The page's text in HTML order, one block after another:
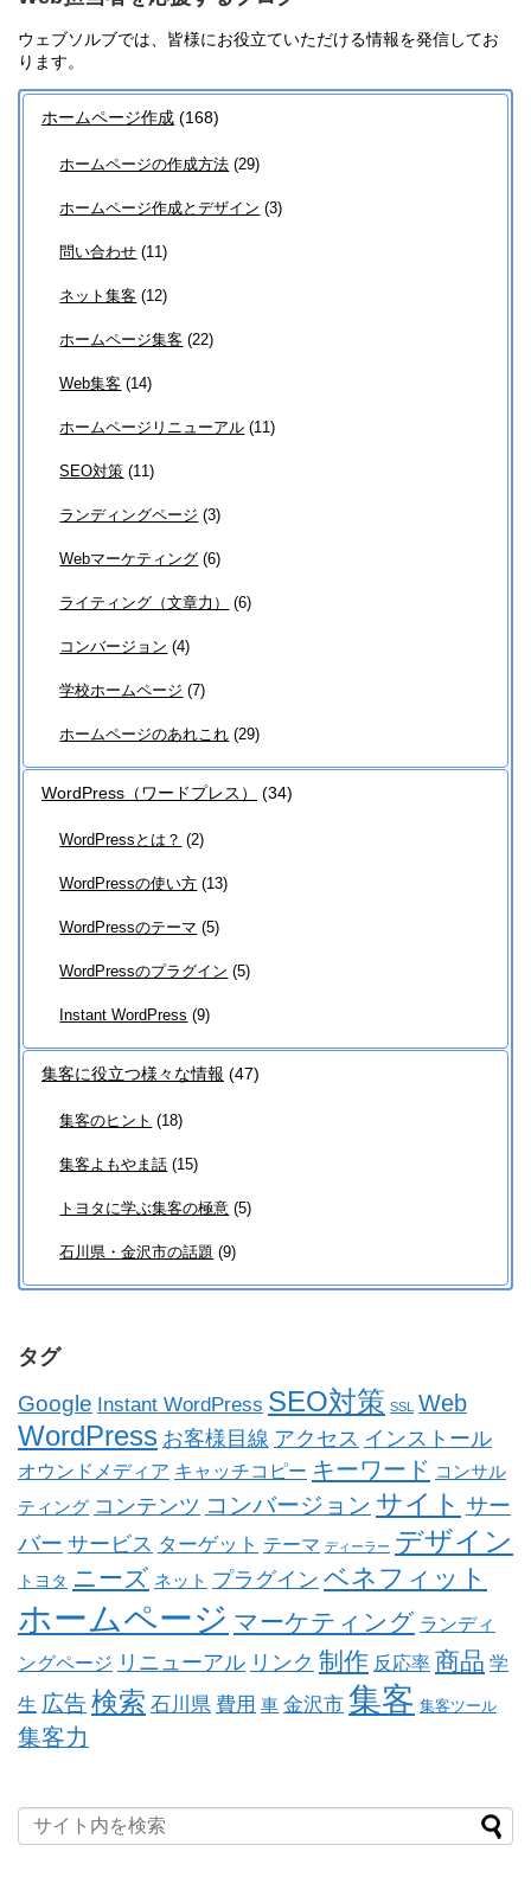
ウェブソルブでは、皆様にお役立ていただける情報を発信してお
ります。
ホームページ作成 (168)
ホームページの作成方法 (29)
ホームページ作成とデザイン (3)
問い合わせ (11)
ネット集客 (12)
ホームページ集客 (22)
Web集客 (14)
ホームページリニューアル (11)
SEO対策 (11)
ランディングページ (3)
Webマーケティング (6)
ライティング（文章力） (6)
コンバージョン (4)
学校ホームページ (7)
ホームページのあれこれ (29)
WordPress（ワードプレス） (34)
WordPressとは？ (2)
WordPressの使い方 (13)
WordPressのテーマ (5)
WordPressのプラグイン (5)
Instant WordPress (9)
集客に役立つ様々な情報 (47)
集客のヒント (18)
集客よもやま話 (15)
トヨタに学ぶ集客の極意 (5)
石川県・金沢市の話題 (9)
タグ
Google Instant WordPress SEO対策 SSL Web
WordPress お客様目線 アクセス インストール
オウンドメディア キャッチコピー キーワード コンサル
ティング コンテンツ コンバージョン サイト サー
バー サービス ターゲット テーマ ディーラー デザイン
トヨタ ニーズ ネット プラグイン ベネフィット
ホームページ マーケティング ランディ
ングページ リニューアル リンク 制作 反応率 商品 学
生 広告検索 石川県 費用 車 金沢市 集客 集客ツール
集客力